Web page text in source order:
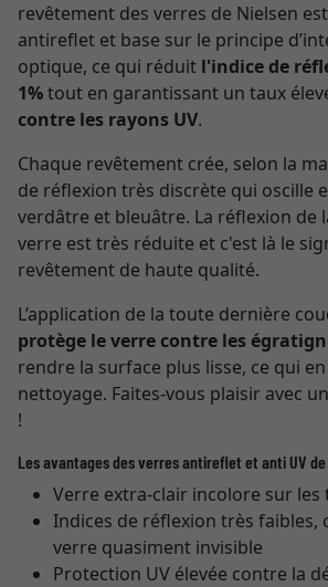
revêtement des verres de Nielsen
antireflet et base sur le principe
optique, ce qui réduit l'indice de
1%tout en garantissant un taux
contre les rayons UV.
Chaque revêtement crée, selon la
de réflexion très discrète qui oscille
verdâtre et bleuâtre. La réflexion de
verre est très réduite et c'est là le
revêtement de haute qualité.
L’application de la toute dernière
protège le verre contre les
rendre la surface plus lisse, ce qui
nettoyage. Faites-vous plaisir avec
!
Les avantages des verres antireflet et anti UV de
Verre extra-clair incolore sur les
Indices de réflexion très faibles,
verre quasiment invisible
Protection UV élevée contre la